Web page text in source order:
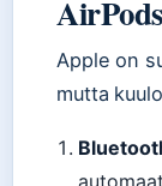
Apple on
mutta